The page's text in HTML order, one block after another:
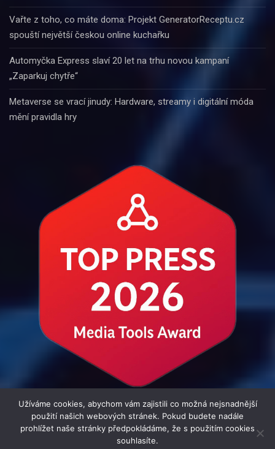
Vařte z toho, co máte doma: Projekt GeneratorReceptu.cz
spouští největší českou online kuchařku
Automyčka Express slaví 20 let na trhu novou kampaní
„Zaparkuj chytře“
Metaverse se vrací jinudy: Hardware, streamy i digitální móda
mění pravidla hry
© 2016 - 2026 i-Zpravodaj.cz | člen skupiny MediaConnect.cz |
Užíváme cookies, abychom vám zajistili co možná nejsnadnější
použití našich webových stránek. Pokud budete nadále
prohlížet naše stránky předpokládáme, že s použitím cookies
souhlasíte.